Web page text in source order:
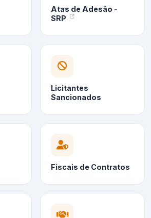
Atas de Adesão -
SRP
Licitantes
Sancionados
Fiscais de Contratos